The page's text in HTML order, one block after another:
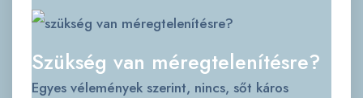
Szükség van méregtelenítésre?
Egyes vélemények szerint, nincs, sőt káros